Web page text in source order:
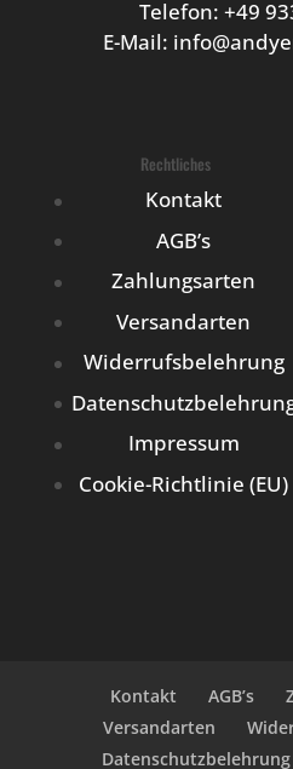
Telefon: +49
E-Mail:
Rechtliches
Kontakt
AGB’s
Zahlungsarten
Versandarten
Widerrufsbelehrung
Impressum
Cookie-Richtlinie (EU)
Kontakt AGB’s
Versandarten
Datenschutzbelehrung